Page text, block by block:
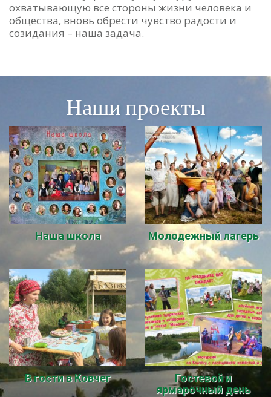
охватывающую все стороны жизни человека и
общества, вновь обрести чувство радости и
созидания – наша задача.
Наши проекты
Наша школа Молодежный лагерь
В гости в Ковчег
Гостевой и
ярмарочный день